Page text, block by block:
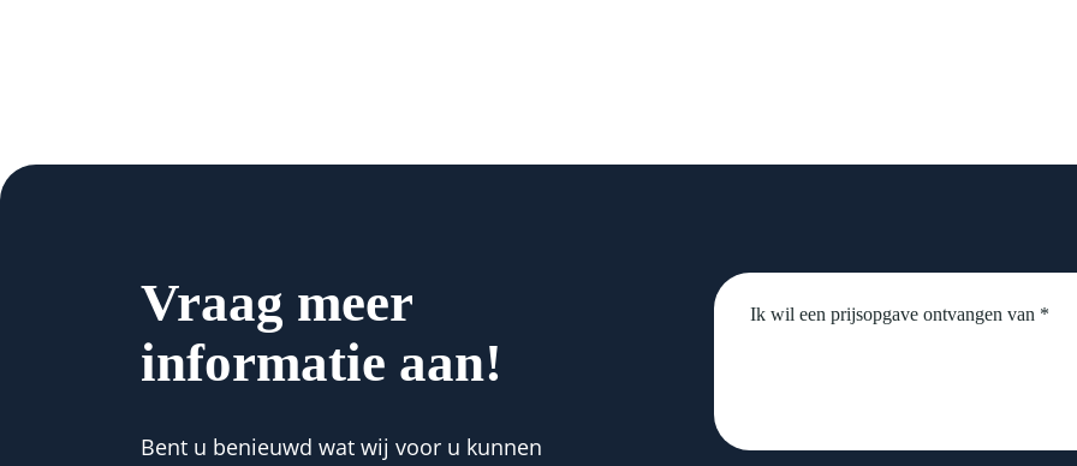
Vraag meer
informatie aan!
Bent u benieuwd wat wij voor u kunnen
Untitled